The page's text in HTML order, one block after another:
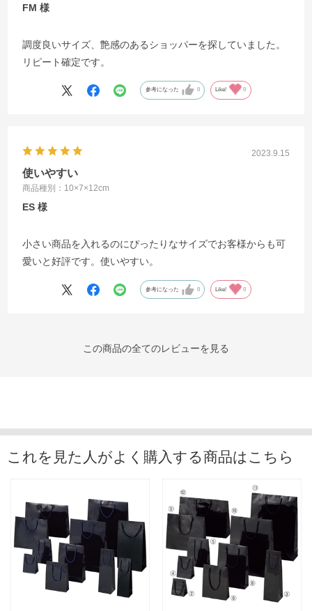
FM
調度良いサイズ、艶感のあるショッパーを探していました。
リピート確定です。
参考になった 0 Like! 0
2023.9.15
使いやすい
商品種別：10×7×12cm
ES
小さい商品を入れるのにぴったりなサイズでお客様からも可
愛いと好評です。使いやすい。
参考になった 0 Like! 0
この商品の全てのレビューを見る
これを見た人がよく購入する商品はこちら